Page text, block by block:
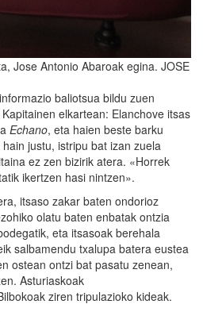
Jose Antonio Abaroak egina. JOSE
baliotsua bildu zuen
elkartean: Elanchove itsas
Echano, eta haien beste barku
justu, istripu bat izan zuela
ez zen bizirik atera. «Horrek
ikertzen hasi nintzen».
itsaso zakar baten ondorioz
olatu baten enbatak ontzia
eta itsasoak berehala
salbamendu txalupa batera eustea
ostean ontzi bat pasatu zenean,
Asturiaskoak
ziren tripulazioko kideak.